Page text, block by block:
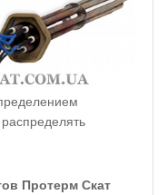
Протерм Скат